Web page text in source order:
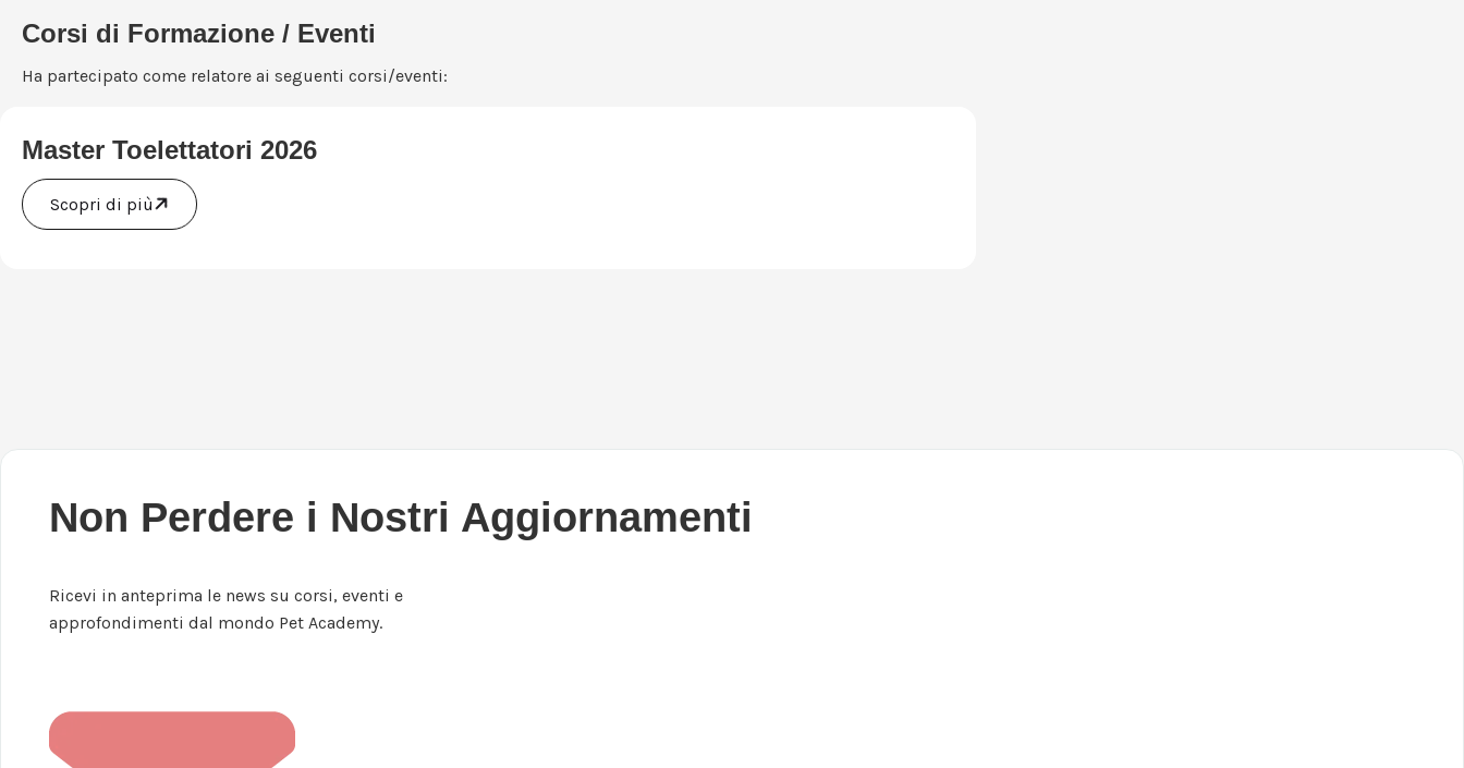
Corsi di Formazione / Eventi
Ha partecipato come relatore ai seguenti corsi/eventi:
Master Toelettatori 2026
Scopri di più
Non Perdere i Nostri Aggiornamenti
Ricevi in anteprima le news su corsi, eventi e
approfondimenti dal mondo Pet Academy.